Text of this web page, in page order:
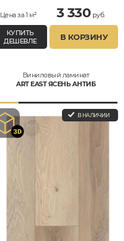
Цена за 1 м² 3 330 руб.
КУПИТЬ
ДЕШЕВЛЕ
В КОРЗИНУ
Виниловый ламинат
ART EAST ЯСЕНЬ АНТИБ
В НАЛИЧИИ